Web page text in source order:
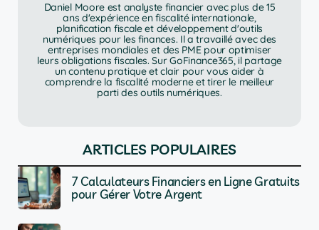
Daniel Moore est analyste financier avec plus de 15
ans d'expérience en fiscalité internationale,
planification fiscale et développement d'outils
numériques pour les finances. Il a travaillé avec des
entreprises mondiales et des PME pour optimiser
leurs obligations fiscales. Sur GoFinance365, il partage
un contenu pratique et clair pour vous aider à
comprendre la fiscalité moderne et tirer le meilleur
parti des outils numériques.
ARTICLES POPULAIRES
7 Calculateurs Financiers en Ligne Gratuits
pour Gérer Votre Argent